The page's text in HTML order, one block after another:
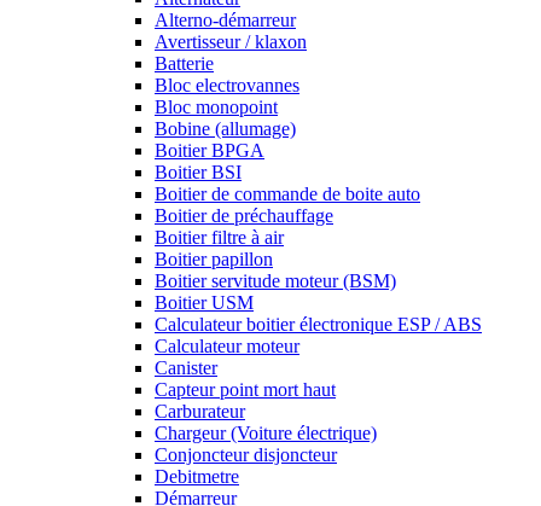
Alterno-démarreur
Avertisseur / klaxon
Batterie
Bloc electrovannes
Bloc monopoint
Bobine (allumage)
Boitier BPGA
Boitier BSI
Boitier de commande de boite auto
Boitier de préchauffage
Boitier filtre à air
Boitier papillon
Boitier servitude moteur (BSM)
Boitier USM
Calculateur boitier électronique ESP / ABS
Calculateur moteur
Canister
Capteur point mort haut
Carburateur
Chargeur (Voiture électrique)
Conjoncteur disjoncteur
Debitmetre
Démarreur